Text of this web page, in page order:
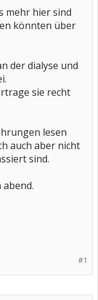
mehr hier sind
könnten über
der dialyse und
sie recht
lesen
auch aber nicht
sind.
#1